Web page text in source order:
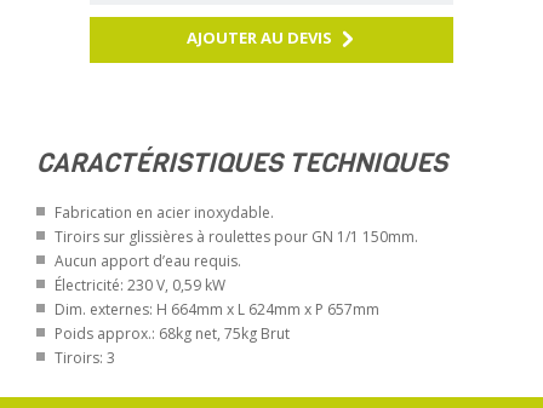
AJOUTER AU DEVIS
CARACTÉRISTIQUES TECHNIQUES
Fabrication en acier inoxydable.
Tiroirs sur glissières à roulettes pour GN 1/1 150mm.
Aucun apport d’eau requis.
Électricité: 230 V, 0,59 kW
Dim. externes: H 664mm x L 624mm x P 657mm
Poids approx.: 68kg net, 75kg Brut
Tiroirs: 3